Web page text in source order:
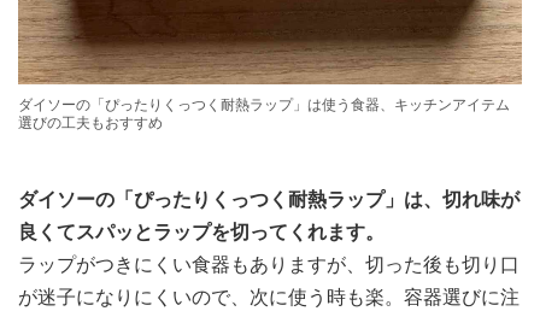
ダイソーの「ぴったりくっつく耐熱ラップ」は使う食器、キッチンアイテム
選びの工夫もおすすめ
ダイソーの「ぴったりくっつく耐熱ラップ」は、切れ味が
良くてスパッとラップを切ってくれます。
ラップがつきにくい食器もありますが、切った後も切り口
が迷子になりにくいので、次に使う時も楽。容器選びに注